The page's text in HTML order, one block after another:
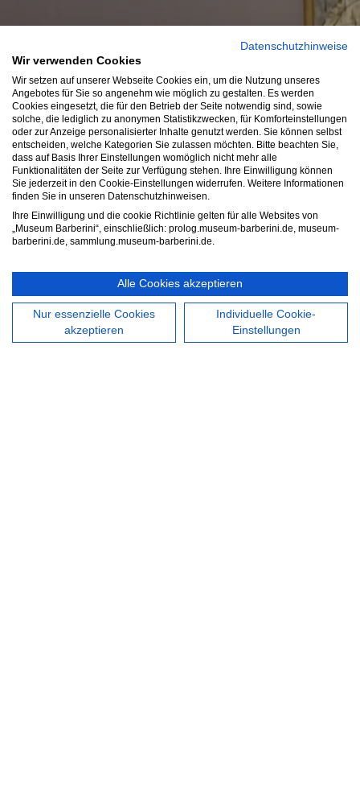
Datenschutzhinweise
Wir verwenden Cookies
Wir setzen auf unserer Webseite Cookies ein, um die Nutzung unseres
Angebotes für Sie so angenehm wie möglich zu gestalten. Es werden
Cookies eingesetzt, die für den Betrieb der Seite notwendig sind, sowie
solche, die lediglich zu anonymen Statistikzwecken, für Komforteinstellungen
oder zur Anzeige personalisierter Inhalte genutzt werden. Sie können selbst
entscheiden, welche Kategorien Sie zulassen möchten. Bitte beachten Sie,
dass auf Basis Ihrer Einstellungen womöglich nicht mehr alle
Funktionalitäten der Seite zur Verfügung stehen. Ihre Einwilligung können
Sie jederzeit in den Cookie-Einstellungen widerrufen. Weitere Informationen
finden Sie in unseren Datenschutzhinweisen.
Ihre Einwilligung und die cookie Richtlinie gelten für alle Websites von
„Museum Barberini“, einschließlich: prolog.museum-barberini.de, museum-
barberini.de, sammlung.museum-barberini.de.
Alle Cookies akzeptieren
Nur essenzielle Cookies
akzeptieren
Individuelle Cookie-
Einstellungen